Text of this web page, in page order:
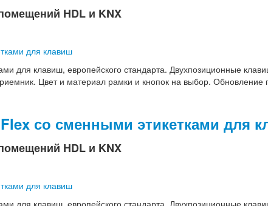
HDL и KNX
для клавиш, европейского стандарта. Двухпозиционные
Цвет и материал рамки и кнопок на выбор.
со сменными этикетками для
HDL и KNX